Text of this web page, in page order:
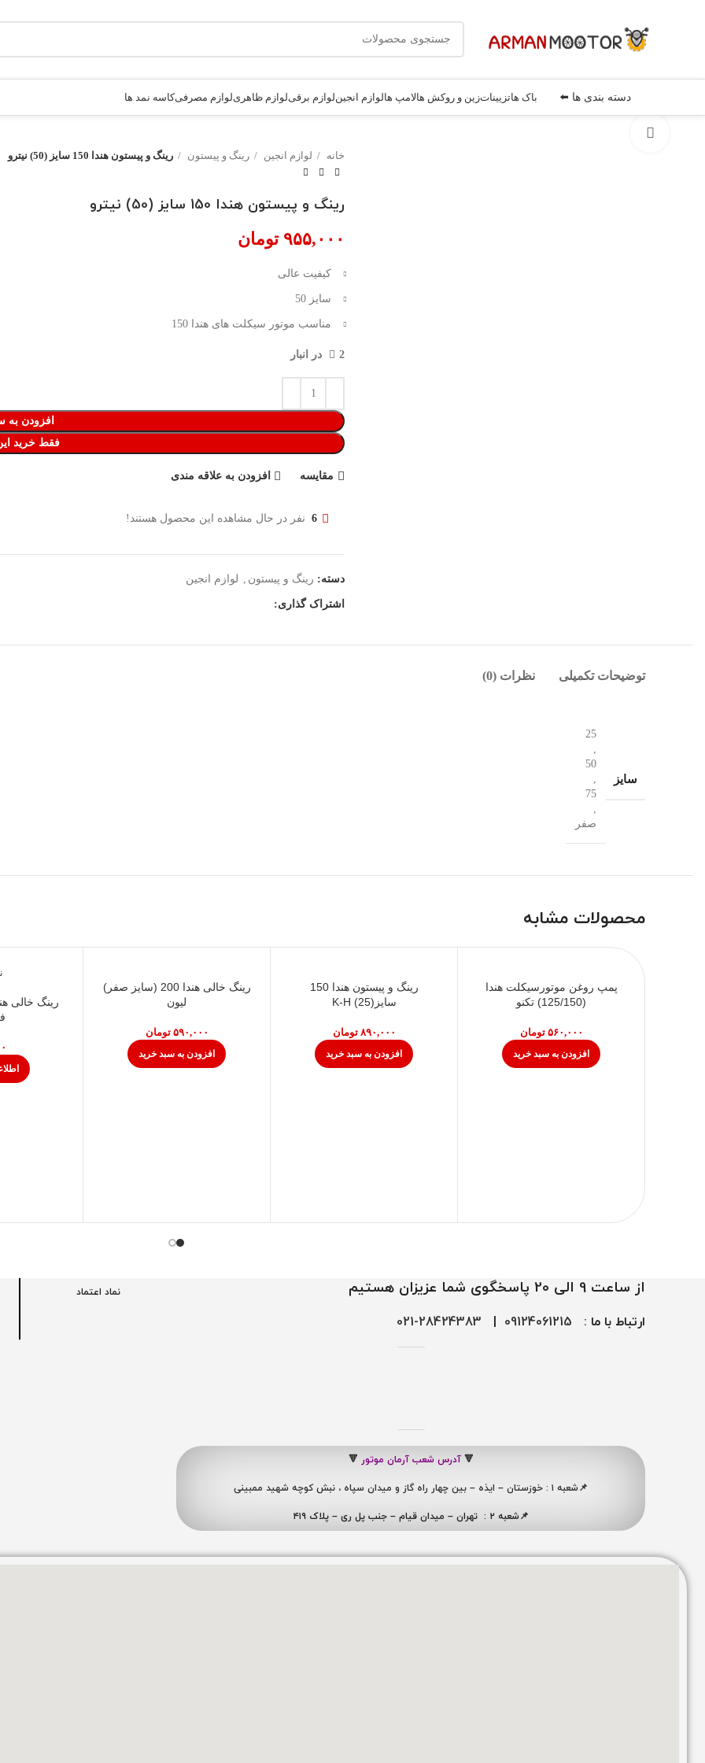
دسته بندی ها ⬅️ باک هاتزییناتزین و روکش هالامپ هالوازم انجینلوازم برقیلوازم ظاهریلوازم مصرفیکاسه نمد ها
خانه لوازم انجین رینگ و پیستون رینگ و پیستون هندا 150 سایز (50) نیترو
رینگ و پیستون هندا 150 سایز (50) نیترو
تومان
کیفیت عالی
سایز 50
مناسب موتور سیکلت های هندا 150
2 در انبار
افزودن به
فقط خرید
مقایسه افزودن به علاقه مندی
6 نفر در حال مشاهده این محصول هستند!
دسته: رینگ و پیستون , لوازم انجین
اشتراک گذاری:
توضیحات تکمیلی نظرات (0)
سایز
25
,
50
,
75
,
صفر
محصولات مشابه
پمپ روغن موتورسیکلت هندا
(125/150) تکنو
تومان
افزودن به سبد خرید
رینگ و پیستون هندا 150
سایز(25) K-H
تومان
افزودن به سبد خرید
رینگ خالی هندا 200 (سایز صفر)
لیون
تومان
افزودن به سبد خرید
از ساعت 9 الی 20 پاسخگوی شما عزیزان هستیم
ارتباط با ما : 09124061215
28424383-021
🔻 آدرس شعب آرمان موتور 🔻
📌شعبه ۱ : خوزستان – ایذه – بین چهار راه گاز و میدان سپاه ، نبش کوچه شهید ممبینی
📌شعبه ۲ : تهران – میدان قیام – جنب پل ری – پلاک ۴۱۹
نماد اعتماد